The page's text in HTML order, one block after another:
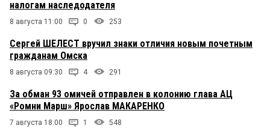
налогам наследодателя
8 августа 11:00 0 253
Сергей ШЕЛЕСТ вручил знаки отличия новым почетным
гражданам Омска
8 августа 09:30 4 291
За обман 93 омичей отправлен в колонию глава АЦ
«Ромни Марш» Ярослав МАКАРЕНКО
7 августа 18:00 1 548